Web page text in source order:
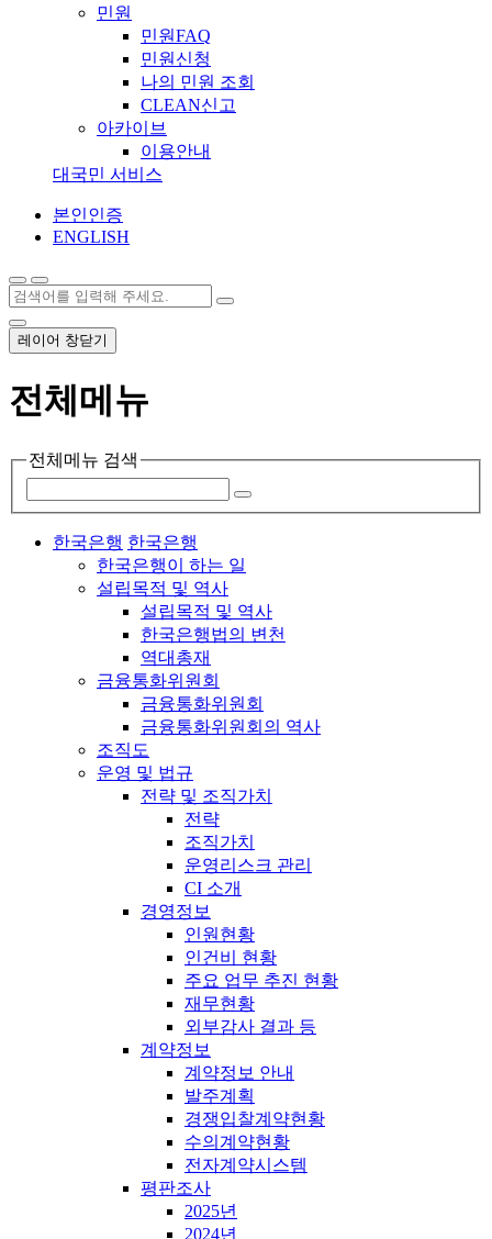
민원
민원FAQ
민원신청
나의 민원 조회
CLEAN신고
아카이브
이용안내
대국민 서비스
본인인증
ENGLISH
레이어 창닫기
전체메뉴
전체메뉴 검색
한국은행 한국은행
한국은행이 하는 일
설립목적 및 역사
설립목적 및 역사
한국은행법의 변천
역대총재
금융통화위원회
금융통화위원회
금융통화위원회의 역사
조직도
운영 및 법규
전략 및 조직가치
전략
조직가치
운영리스크 관리
CI 소개
경영정보
인원현황
인건비 현황
주요 업무 추진 현황
재무현황
외부감사 결과 등
계약정보
계약정보 안내
발주계획
경쟁입찰계약현황
수의계약현황
전자계약시스템
평판조사
2025년
2024년